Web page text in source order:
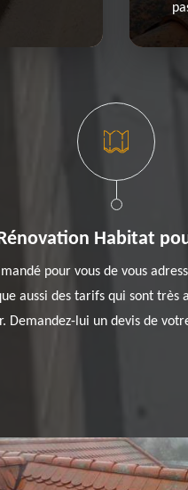
Habitat
pour vous de vous
aussi des tarifs qui sont
Demandez-lui un devis de